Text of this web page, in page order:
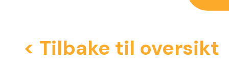
< Tilbake til oversikt